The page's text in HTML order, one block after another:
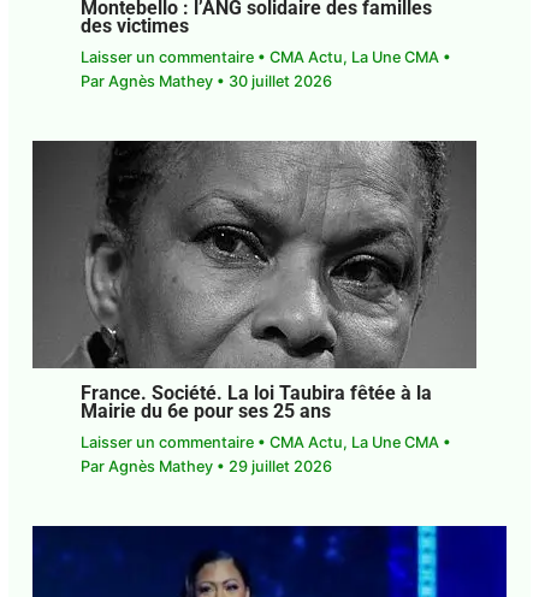
Montebello : l’ANG solidaire des familles
des victimes
Laisser un commentaire • CMA Actu, La Une CMA •
Par Agnès Mathey • 30 juillet 2026
France. Société. La loi Taubira fêtée à la
Mairie du 6e pour ses 25 ans
Laisser un commentaire • CMA Actu, La Une CMA •
Par Agnès Mathey • 29 juillet 2026